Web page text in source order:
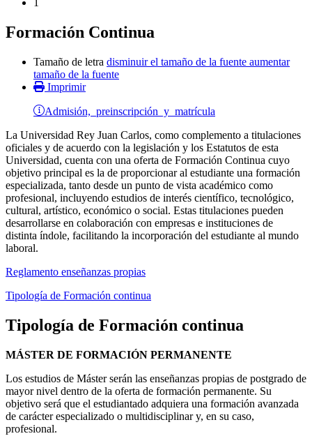
1
Formación Continua
Tamaño de letra disminuir el tamaño de la fuente aumentar
tamaño de la fuente
Imprimir
Admisión, preinscripción y matrícula
La Universidad Rey Juan Carlos, como complemento a titulaciones
oficiales y de acuerdo con la legislación y los Estatutos de esta
Universidad, cuenta con una oferta de Formación Continua cuyo
objetivo principal es la de proporcionar al estudiante una formación
especializada, tanto desde un punto de vista académico como
profesional, incluyendo estudios de interés científico, tecnológico,
cultural, artístico, económico o social. Estas titulaciones pueden
desarrollarse en colaboración con empresas e instituciones de
distinta índole, facilitando la incorporación del estudiante al mundo
laboral.
Reglamento enseñanzas propias
Tipología de Formación continua
Tipología de Formación continua
MÁSTER DE FORMACIÓN PERMANENTE
Los estudios de Máster serán las enseñanzas propias de postgrado de
mayor nivel dentro de la oferta de formación permanente. Su
objetivo será que el estudiantado adquiera una formación avanzada
de carácter especializado o multidisciplinar y, en su caso,
profesional.